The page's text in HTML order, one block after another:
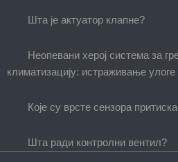
Шта је актуатор клапне?
Неопевани херој система за
климатизацију: истраживање
Које су врсте сензора притиска
Шта ради контролни вентил?